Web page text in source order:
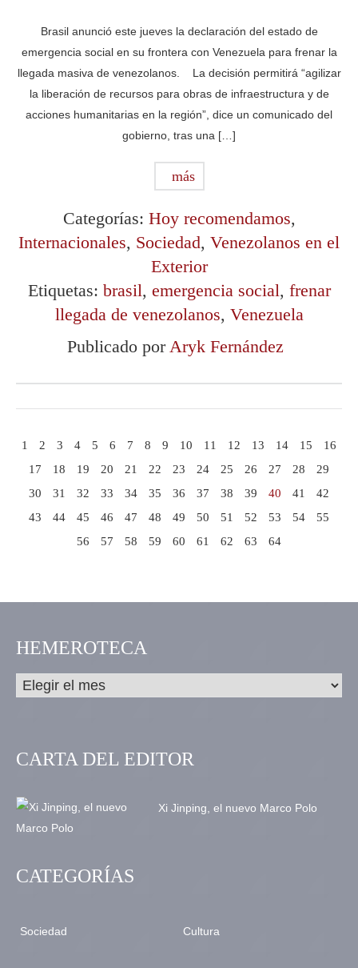
Brasil anunció este jueves la declaración del estado de
emergencia social en su frontera con Venezuela para frenar la
llegada masiva de venezolanos. La decisión permitirá “agilizar
la liberación de recursos para obras de infraestructura y de
acciones humanitarias en la región”, dice un comunicado del
gobierno, tras una […]
más
Categorías: Hoy recomendamos,
Internacionales, Sociedad, Venezolanos en el
Exterior
Etiquetas: brasil, emergencia social, frenar
llegada de venezolanos, Venezuela
Publicado porAryk Fernández
1 2 3 4 5 6 7 8 9 10 11 12 13 14 15
16
17
18 19 20 21 22 23 24 25 26 27 28
29
30
31 32 33 34 35 36 37 38 39 40 41
42
43
44 45 46 47 48 49 50 51 52 53 54
55
56
57 58 59 60 61 62 63 64
HEMEROTECA
CARTA DEL EDITOR
Xi Jinping, el nuevo Marco Polo
CATEGORÍAS
Sociedad Cultura